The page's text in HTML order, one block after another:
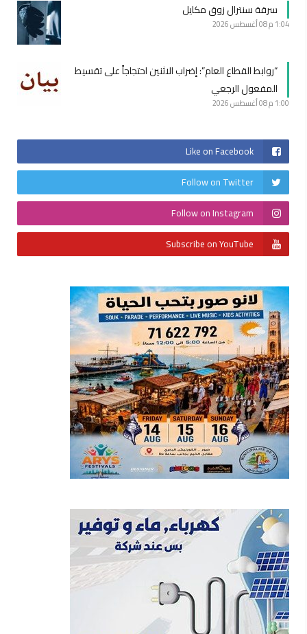
سرقة سنترال زوق مكايل
1:04 م 08 أغسطس 2026
“روابط القطاع العام”: إضراب الاثنين احتجاجاً على تقسيط
المفعول الرجعي
1:00 م 08 أغسطس 2026
Like on Facebook
Follow on Twitter
Follow on Instagram
Subscribe on YouTube